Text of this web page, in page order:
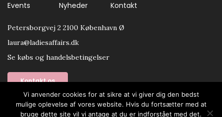
Events
Nyheder Kontakt
Petersborgvej 2 2100 København Ø
laura@ladiesaffairs.dk
Se købs og handelsbetingelser
Kontakt os
Copyright 2020. Ladies Affairs. All Rights Reserved.
Vi anvender cookies for at sikre at vi giver dig den bedst
mulige oplevelse af vores website. Hvis du fortsætter med at
bruge dette site vil vi antage at du er indforstået med det.